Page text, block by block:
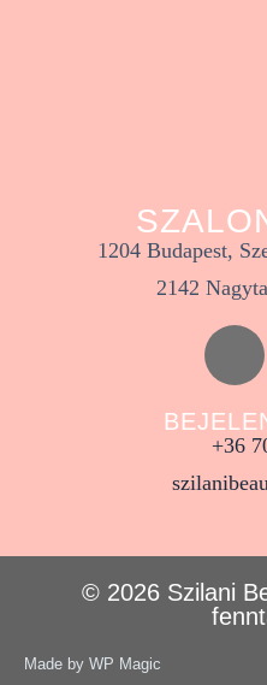
1204 Budapest,
2142
+36
© 2026 Szilani
Made by WP Magic